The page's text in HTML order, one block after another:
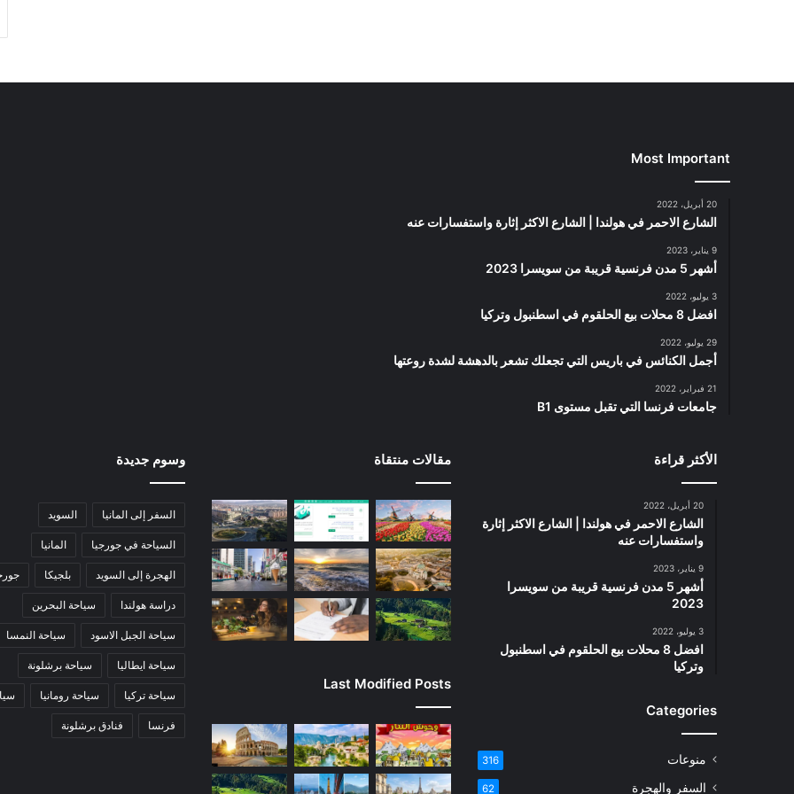
Most Important
20 أبريل، 2022
الشارع الاحمر في هولندا | الشارع الاكثر إثارة واستفسارات عنه
9 يناير، 2023
أشهر 5 مدن فرنسية قريبة من سويسرا 2023
3 يوليو، 2022
افضل 8 محلات بيع الحلقوم في اسطنبول وتركيا
29 يوليو، 2022
أجمل الكنائس في باريس التي تجعلك تشعر بالدهشة لشدة روعتها
21 فبراير، 2022
جامعات فرنسا التي تقبل مستوى B1
الأكثر قراءة
20 أبريل، 2022
الشارع الاحمر في هولندا | الشارع الاكثر إثارة
واستفسارات عنه
9 يناير، 2023
أشهر 5 مدن فرنسية قريبة من سويسرا
2023
3 يوليو، 2022
افضل 8 محلات بيع الحلقوم في اسطنبول
وتركيا
Categories
منوعات 316
السفر والهجرة 62
مقالات منتقاة
Last Modified Posts
وسوم جديدة
السفر إلى المانيا السويد
السياحة في جورجيا المانيا
الهجرة إلى السويد بلجيكا
دراسة هولندا سياحة البحرين
سياحة الجبل الاسود سياحة النمسا
سياحة ايطاليا سياحة برشلونة
سياحة تركيا سياحة رومانيا
فرنسا فنادق برشلونة